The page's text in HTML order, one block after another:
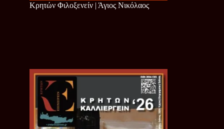
Κρητών Φιλοξενείν | Άγιος Νικόλαος